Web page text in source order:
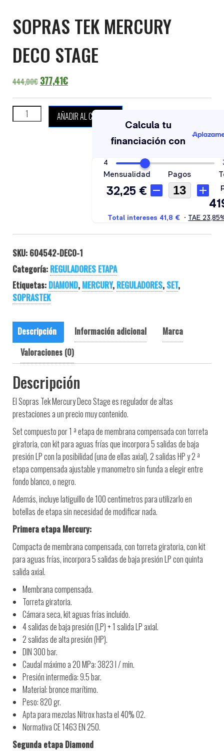
SOPRAS TEK MERCURY
DECO STAGE
444,00€ El precio original era: 444,00€.
377,41€El precio actual es: 377,41€.
SOPRAS TEK MERCURY DECO STAGE cantidad
AÑADIR AL CARRITO
SKU: 604542-DECO-1
Categoría: REGULADORES ETAPA
Etiquetas: DIAMOND, MERCURY, REGULADORES, SET,
SOPRASTEK
Descripción Información adicional
Marca
Valoraciones (0)
Descripción
El Sopras Tek Mercury Deco Stage es regulador de altas
prestaciones a un precio muy contenido.
Set compuesto por 1 ª etapa de membrana compensada con torreta
giratoria, con kit para aguas frías que incorpora 5 salidas de baja
presión LP con la posibilidad (una de ellas axial), 2 salidas HP y 2 ª
etapa compensada ajustable y manometro sin funda a elegir entre
fondo blanco, o negro.
Además, incluye latiguillo de 100 centímetros para utilizarlo en
botellas de etapa sin necesidad de modificar nada.
Primera etapa Mercury:
Compacta de membrana compensada, con torreta giratoria, con kit
para aguas frías, incorpora 5 salidas de baja presión LP con quinta
salida axial.
Membrana compensada.
Torreta giratoria.
Cámara seca, kit aguas frías incluido.
4 salidas de baja presión (LP) + 1 salida LP axial.
2 salidas de alta presión (HP).
DIN 300 bar.
Caudal máximo a 20 MPa: 3823 l / min.
Presión intermedia: 9.5 bar.
Material: bronce marítimo.
Peso: 820 gr.
Apta para mezclas Nitrox hasta el 40% O2.
Normativa CE 1463 EN 250.
Segunda etapa Diamond